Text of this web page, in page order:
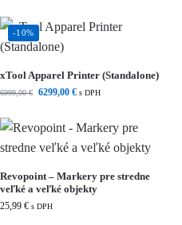
-10%
xTool Apparel Printer (Standalone)
6999,00€ 6299,00 € s DPH
Revopoint – Markery pre stredne
veľké a veľké objekty
25,99 € s DPH